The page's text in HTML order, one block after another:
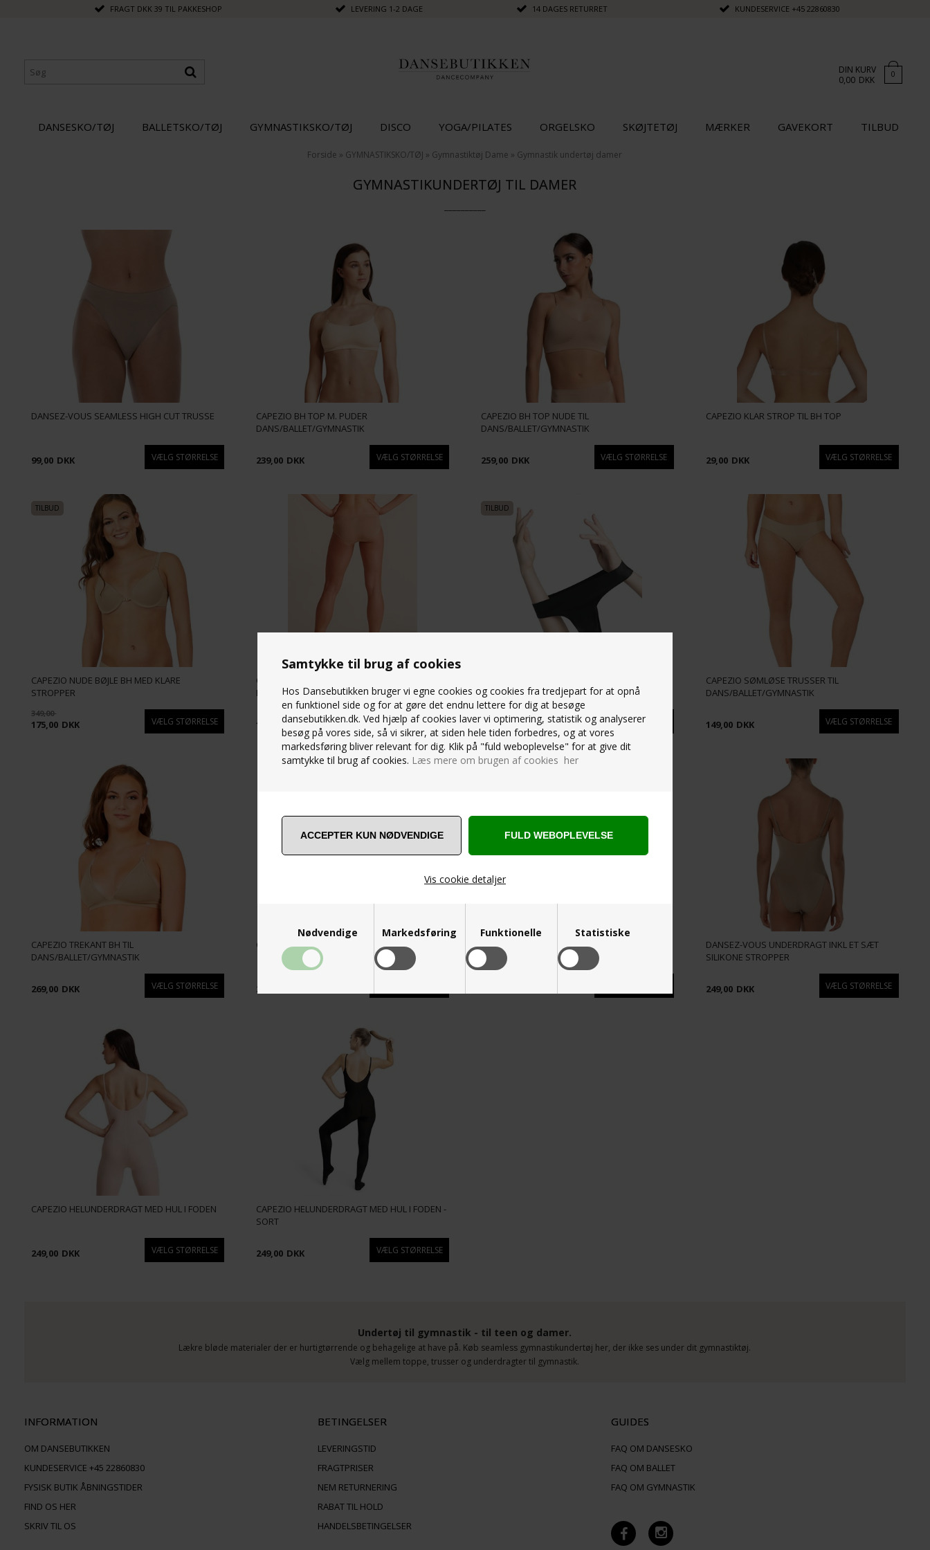
Samtykke til brug af cookies
Hos Dansebutikken bruger vi egne cookies og cookies fra tredjepart for at opnå
en funktionel side og for at gøre det endnu lettere for dig at besøge
dansebutikken.dk. Ved hjælp af cookies laver vi optimering, statistik og analyserer
besøg på vores side, så vi sikrer, at siden hele tiden forbedres, og at vores
markedsføring bliver relevant for dig. Klik på "fuld weboplevelse" for at give dit
samtykke til brug af cookies. Læs mere om brugen af cookies her
Vis cookie detaljer
Nødvendige Markedsføring Funktionelle Statistiske
FRAGT DKK 39 TIL PAKKESHOP LEVERING 1-2 DAGE 14 DAGES RETURRET KUNDESERVICE +45 22860830
DIN KURV
0,00 DKK 0
DANSESKO/TØJ BALLETSKO/TØJ GYMNASTIKSKO/TØJ DISCO YOGA/PILATES ORGELSKO SKØJTETØJ MÆRKER GAVEKORT TILBUD
Forside » GYMNASTIKSKO/TØJ » Gymnastiktøj Dame » Gymnastik undertøj damer
GYMNASTIKUNDERTØJ TIL DAMER
DANSEZ-VOUS SEAMLESS HIGH CUT TRUSSE
99,00 DKK
CAPEZIO BH TOP M. PUDER
DANS/BALLET/GYMNASTIK
239,00 DKK
CAPEZIO BH TOP NUDE TIL
DANS/BALLET/GYMNASTIK
259,00 DKK
CAPEZIO KLAR STROP TIL BH TOP
29,00 DKK
CAPEZIO NUDE BØJLE BH MED KLARE
STROPPER
349,00
175,00 DKK
CAPEZIO SEAMLESS TRUSSE TIL
DANS/BALLET/GYMNASTIK
129,00 DKK
DANS/BALLET/GYMNASTIK
43,50 DKK
CAPEZIO SØMLØSE TRUSSER TIL
DANS/BALLET/GYMNASTIK
149,00 DKK
CAPEZIO TREKANT BH TIL
DANS/BALLET/GYMNASTIK
269,00 DKK
CAPEZIO UNDERDRAGT BALLET/GYMNASTIK
269,00
DANSEZ-VOUS NUDE BH TOP TIL
DANS/BALLET/GYMNASTIK
DANSEZ-VOUS UNDERDRAGT INKL ET SÆT
SILIKONE STROPPER
249,00 DKK
CAPEZIO HELUNDERDRAGT MED HUL I FODEN
249,00 DKK
CAPEZIO HELUNDERDRAGT MED HUL I FODEN -
SORT
249,00 DKK
Undertøj til gymnastik - til teen og damer.
Lækre bløde materialer der er hurtigtørrende og behagelige at have på. Køb seamless gymnastikundertøj her, der ikke ses under dit gymnastiktøj.
Vælg mellem toppe, trusser og underdragter til gymnastik.
INFORMATION
OM DANSEBUTIKKEN
KUNDESERVICE +45 22860830
FYSISK BUTIK ÅBNINGSTIDER
FIND OS HER
SKRIV TIL OS
BETINGELSER
LEVERINGSTID
FRAGTPRISER
NEM RETURNERING
RABAT TIL HOLD
HANDELSBETINGELSER
GUIDES
FAQ OM DANSESKO
FAQ OM BALLET
FAQ OM GYMNASTIK